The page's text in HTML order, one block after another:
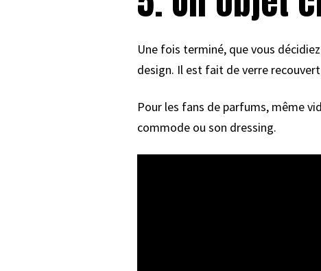
Une fois terminé, que vous
design. Il est fait de verre
Pour les fans de parfums, même
commode ou son dressing.